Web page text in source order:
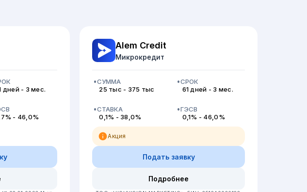
дней - 3 мес.
- 46,0%
Alem Credit
Микрокредит
СУММА
25 тыс - 375 тыс
СРОК
61 дней - 3 мес.
СТАВКА
0,1% - 38,0%
ГЭСВ
0,1% - 46,0%
Акция
Подать заявку
Подробнее